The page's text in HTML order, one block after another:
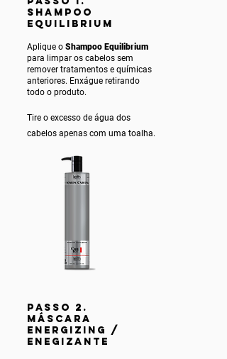
SHAMPOO
EQUILIBRIUM
Aplique o Shampoo Equilibrium
para limpar os cabelos sem
remover tratamentos e químicas
anteriores. Enxágue retirando
todo o produto.
Tire o excesso de água dos
cabelos apenas com uma toalha.
PASSO 2.
MÁSCARA
ENERGIZING /
ENEGIZANTE